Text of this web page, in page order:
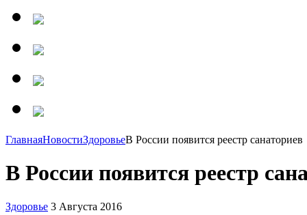
ГлавнаяНовостиЗдоровьеВ России появится реестр санаториев
В России появится реестр
Здоровье 3 Августа 2016